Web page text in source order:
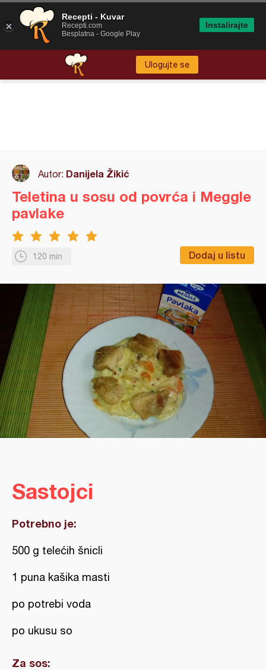
Ulogujte se
Autor: Danijela Žikić
120 min Dodaj u listu
Teletina u sosu od povrća i Meggle
pavlake
Sastojci
Potrebno je:
500 g telećih šnicli
1 puna kašika masti
po potrebi voda
po ukusu so
Za sos:
Recepti - Kuvar
Recepti.com
Besplatna - Google Play
Instalirajte